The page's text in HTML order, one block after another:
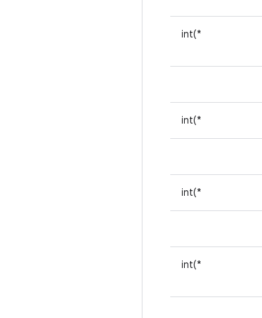
int(*
int(*
int(*
int(*